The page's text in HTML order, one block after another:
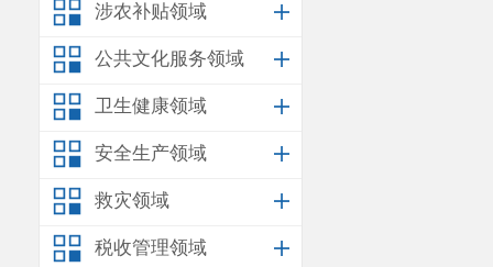
涉农补贴领域
公共文化服务领域
卫生健康领域
安全生产领域
救灾领域
税收管理领域